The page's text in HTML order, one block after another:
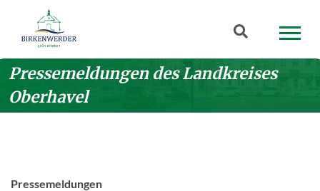
Zum Hauptinhalt springen
Suchbegriff
Pressemeldungen des Landkreises
Oberhavel
Pressemeldungen